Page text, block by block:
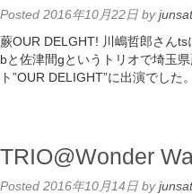
Posted 2016年10月22日 by
蕨OUR DELGHT! 川嶋哲郎さん
bと佐津間gというトリオで埼玉
ト”OUR DELIGHT”に出演でし
TRIO@Wonder
Posted 2016年10月14日 by